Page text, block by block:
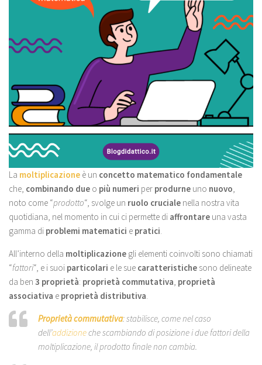
La moltiplicazione è un concetto matematico fondamentale
che, combinando due o più numeri per produrne uno nuovo,
noto come “prodotto“, svolge un ruolo cruciale nella nostra vita
quotidiana, nel momento in cui ci permette di affrontare una vasta
gamma di problemi matematici e pratici.
All’interno della moltiplicazione gli elementi coinvolti sono chiamati
“fattori“, e i suoi particolari e le sue caratteristiche sono delineate
da ben 3 proprietà: proprietà commutativa, proprietà
associativa e proprietà distributiva.
Proprietà commutativa: stabilisce, come nel caso
dell’addizioneche scambiando di posizione i due fattori della
moltiplicazione, il prodotto finale non cambia.